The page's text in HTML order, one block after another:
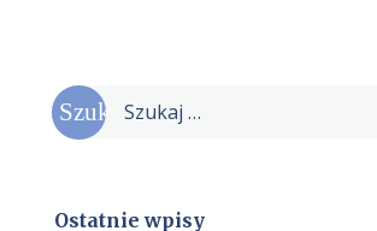
Szukaj:
Ostatnie wpisy